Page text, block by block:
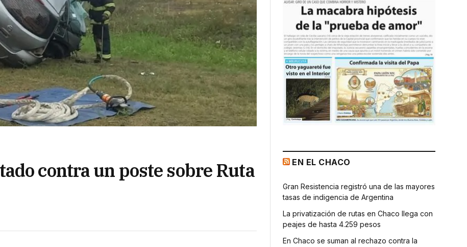
contra un poste sobre Ruta
EN EL CHACO
Gran Resistencia registró una de las mayores
tasas de indigencia de Argentina
La privatización de rutas en Chaco llega con
peajes de hasta 4.259 pesos
En Chaco se suman al rechazo contra la